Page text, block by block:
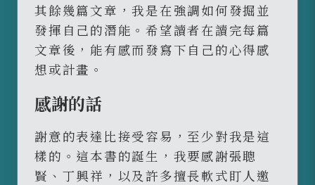
其餘幾篇文章，我是在強調如何發掘並
發揮自己的潛能。希望讀者在讀完每篇
文章後，能有感而發寫下自己的心得感
想或計畫。
感謝的話
謝意的表達比接受容易，至少對我是這
樣的。這本書的誕生，我要感謝張聰
賢、丁興祥，以及許多擅長軟式盯人邀